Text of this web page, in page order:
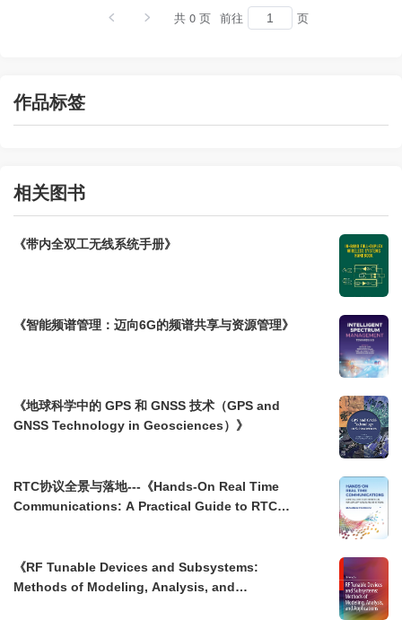
共 0 页 前往 页
作品标签
相关图书
《带内全双工无线系统手册》
《智能频谱管理：迈向6G的频谱共享与资源管理》
《地球科学中的 GPS 和 GNSS 技术（GPS and
GNSS Technology in Geosciences）》
RTC协议全景与落地---《Hands-On Real Time
Communications: A Practical Guide to RTC
《RF Tunable Devices and Subsystems:
Methods of Modeling, Analysis, and